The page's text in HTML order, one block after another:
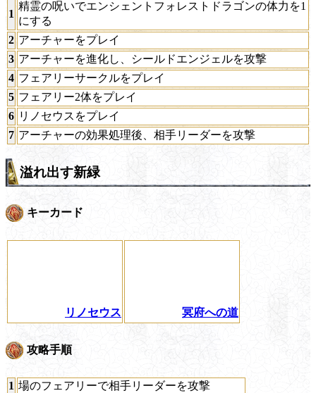
1
精霊の呪いでエンシェントフォレストドラゴンの体力を1
にする
2 アーチャーをプレイ
3 アーチャーを進化し、シールドエンジェルを攻撃
4 フェアリーサークルをプレイ
5 フェアリー2体をプレイ
6 リノセウスをプレイ
7 アーチャーの効果処理後、相手リーダーを攻撃
溢れ出す新緑
キーカード
リノセウス 冥府への道
攻略手順
1 場のフェアリーで相手リーダーを攻撃